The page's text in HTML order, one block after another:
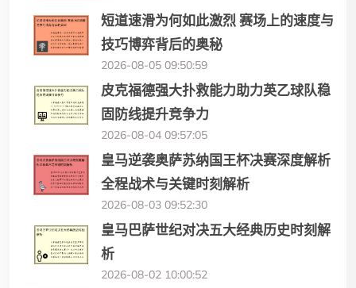
短道速滑为何如此激烈 赛场上的速度与
技巧博弈背后的奥秘
2026-08-05 09:50:59
皮克福德强大扑救能力助力英乙球队稳
固防线提升竞争力
2026-08-04 09:57:05
皇马逆袭奥萨苏纳国王杯决赛深度解析
全程战术与关键时刻解析
2026-08-03 09:52:30
皇马巴萨世纪对决五大经典历史时刻解
析
2026-08-02 10:00:52